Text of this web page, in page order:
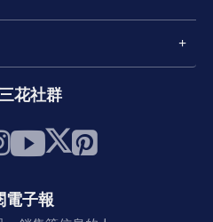
花社群
電子報